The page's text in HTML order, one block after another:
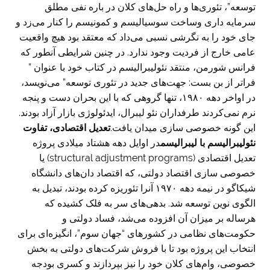
توسعه”، تئوری‌ها و راه حل‌های کلان در باره نفی مطلق
سرمایه داری وساخت سوسیالیسم و کمونیسم را کنار می‌زد و
جای خود را به نگرشی نسبی می‌داد که معتقد بود هیچ واقعیت
عامی خارج از فردیت وجود ندارد. در چنین شرایطی آنطور که
فرانس شورمن، منتقد نئولیبرالیسم در کتاب خود با عنوان ”
فراتر از بن بست: جهت‌های جدید در تئوری توسعه” می‌نویسد،
در اواخر دهه ۱۹۸۰، تنها گروهی که با این بحران دست و پنجه
نرم نمی‌کردند طرفداران نئو لیبرال، ایدئولوژی بازار آزاد بودند.
این گونه خصوصی سازی میدان یافت.تعدیل اقتصادی، تفاوت
نئولیبرالیسم با لیبرالیسمدر اوایل دهه هشتاد میلادی پروژه
تعدیل اقتصادی (structural adjustment programs) یا
خصوصی سازی اقتصاد دولتی، که اقتصاد دان‌های دانشگاه
شیکاگو در نیمه دهه ۱۹۷۰ آنرا تئوریزه کرده بودند، تبدیل به
الگوی نوین توسعه شد. بدهی‌های سر به فلک کشیده که
هرساله بر میزان آن افزوده می‌شد، فساد دولتی و
حکومت‌های نظامی در کشورهای “جهان سوم”، انگیزه‌ای برای
انتخاب این پروژه بود تا با فروش شرکت‌های دولتی به بخش
خصوصی، وام‌های کلان خود را نیز بپردازند و کسری بودجه